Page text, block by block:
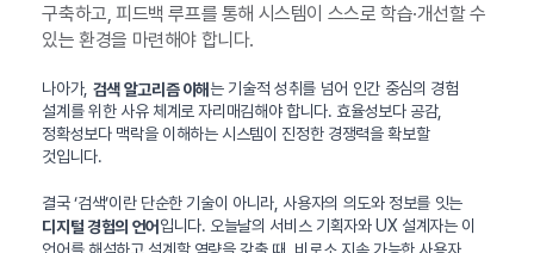
구축하고, 피드백 루프를 통해 시스템이 스스로 학습·개선할 수
있는 환경을 마련해야 합니다.
나아가, 검색 알고리즘 이해는 기술적 성취를 넘어 인간 중심의 경험
설계를 위한 사유 체계로 자리매김해야 합니다. 효율성보다 공감,
정확성보다 맥락을 이해하는 시스템이 진정한 경쟁력을 확보할
것입니다.
결국 ‘검색’이란 단순한 기술이 아니라, 사용자의 의도와 정보를 잇는
디지털 경험의 언어 입니다. 오늘날의 서비스 기획자와 UX 설계자는 이